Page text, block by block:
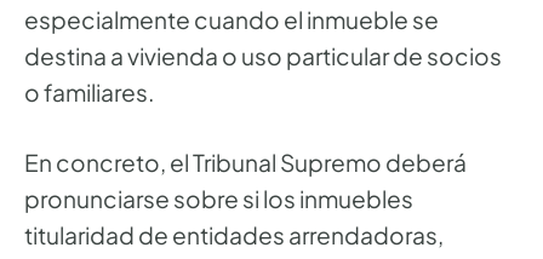
especialmente cuando el inmueble se
destina a vivienda o uso particular de socios
o familiares.
En concreto, el Tribunal Supremo deberá
pronunciarse sobre si los inmuebles
titularidad de entidades arrendadoras,